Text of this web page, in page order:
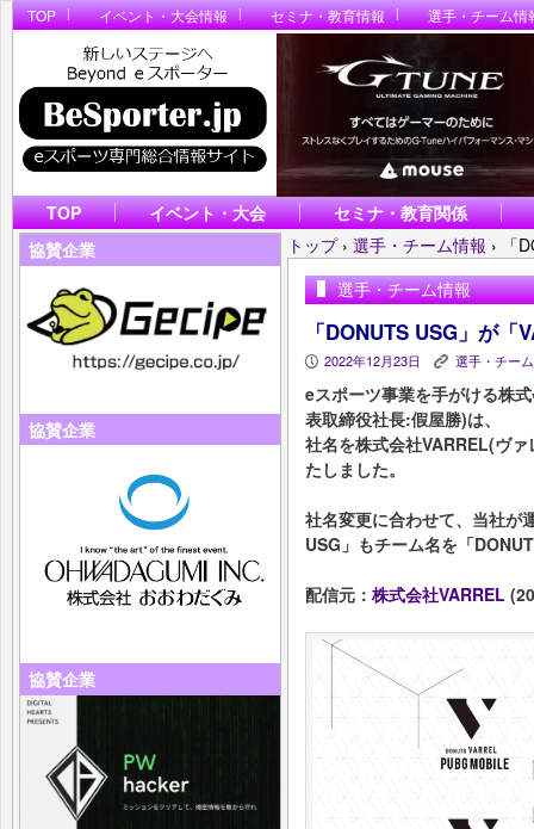
TOP イベント・大会情報 セミナ・教育情報 選手・チーム情
TOP イベント・大会
セミナ・教育関係
協賛企業
協賛企業
協賛企業
トップ › 選手・チーム情報 ›
「
選手・チーム情報
「DONUTS USG」が
P 2022年12月23日 K 選手・チー
eスポーツ事業を手がける株
表取締役社長:假屋勝)は、
社名を株式会社VARREL(ヴ
たしました。
社名変更に合わせて、当社が
USG」もチーム名を「
配信元： 株式会社VARREL